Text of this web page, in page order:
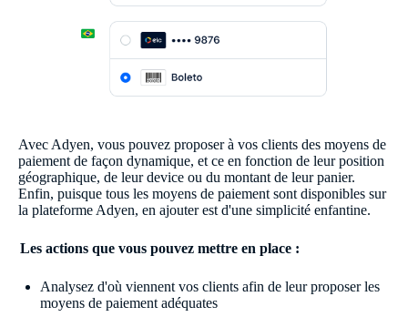
Avec Adyen, vous pouvez proposer à vos clients des moyens de
paiement de façon dynamique, et ce en fonction de leur position
géographique, de leur device ou du montant de leur panier.
Enfin, puisque tous les moyens de paiement sont disponibles sur
la plateforme Adyen, en ajouter est d'une simplicité enfantine.
Les actions que vous pouvez mettre en place :
Analysez d'où viennent vos clients afin de leur proposer les
moyens de paiement adéquates